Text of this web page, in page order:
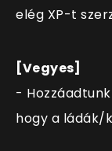
elég XP-t
[Vegyes]
-
hogy a ládák/